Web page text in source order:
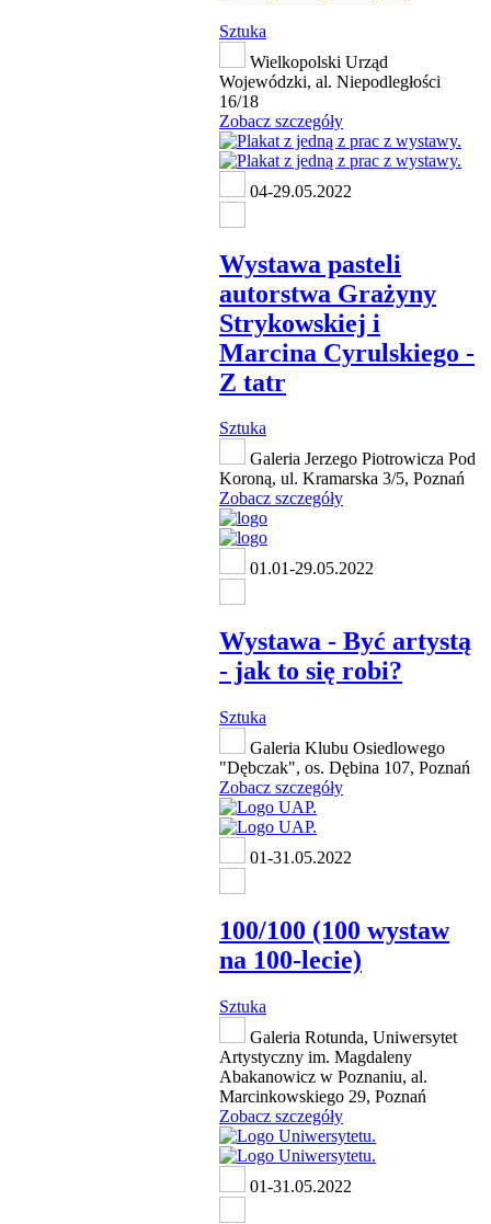
Sztuka
Wielkopolski Urząd
Wojewódzki, al. Niepodległości
16/18
Zobacz szczegóły
04-29.05.2022
Wystawa pasteli
autorstwa Grażyny
Strykowskiej i
Marcina Cyrulskiego -
Z tatr
Sztuka
Galeria Jerzego Piotrowicza Pod
Koroną, ul. Kramarska 3/5, Poznań
Zobacz szczegóły
01.01-29.05.2022
Wystawa - Być artystą
- jak to się robi?
Sztuka
Galeria Klubu Osiedlowego
"Dębczak", os. Dębina 107, Poznań
Zobacz szczegóły
01-31.05.2022
100/100 (100 wystaw
na 100-lecie)
Sztuka
Galeria Rotunda, Uniwersytet
Artystyczny im. Magdaleny
Abakanowicz w Poznaniu, al.
Marcinkowskiego 29, Poznań
Zobacz szczegóły
01-31.05.2022